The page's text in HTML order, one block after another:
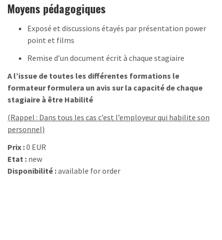
Moyens pédagogiques
Exposé et discussions étayés par présentation power
point et films
Remise d’un document écrit à chaque stagiaire
A l’issue de toutes les différentes formations le
formateur formulera un avis sur la capacité de chaque
stagiaire à être Habilité
(Rappel : Dans tous les cas c’est l’employeur qui habilite son
personnel)
Prix :0 EUR
Etat : new
Disponibilité :available for order